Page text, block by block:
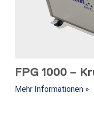
FPG 1000 –
Mehr Informationen »